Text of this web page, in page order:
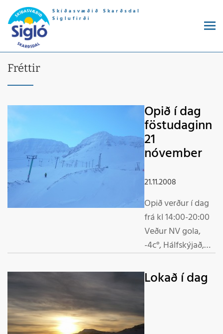
Skíðasvæðið Skarðsdal
Siglufirði
Fréttir
Opið í dag
föstudaginn
21
nóvember
21.11.2008
Opið verður í dag
frá kl 14:00-20:00
Veður NV gola,
-4c°, Hálfskýjað,
gott færi fyrir alla
Lokað í dag